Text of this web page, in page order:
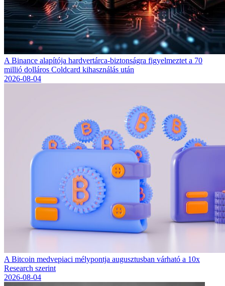
A Binance alapítója hardvertárca-biztonságra figyelmeztet a 70
millió dolláros Coldcard kihasználás után
2026-08-04
A Bitcoin medvepiaci mélypontja augusztusban várható a 10x
Research szerint
2026-08-04